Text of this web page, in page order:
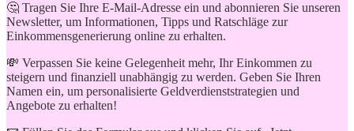
🤔 Tragen Sie Ihre E-Mail-Adresse ein und abonnieren Sie unseren
Newsletter, um Informationen, Tipps und Ratschläge zur
Einkommensgenerierung online zu erhalten.
💸 Verpassen Sie keine Gelegenheit mehr, Ihr Einkommen zu
steigern und finanziell unabhängig zu werden. Geben Sie Ihren
Namen ein, um personalisierte Geldverdienststrategien und
Angebote zu erhalten!